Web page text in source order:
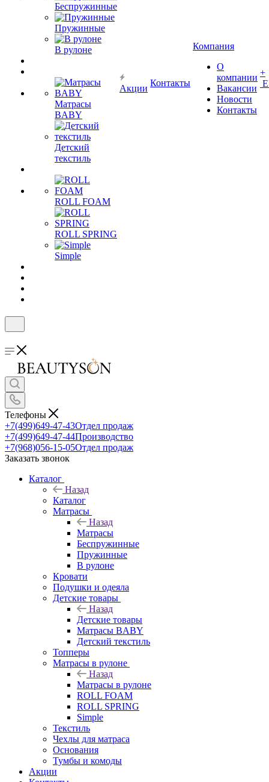
Беспружинные
Пружинные
В рулоне
Матрасы
BABY
Детский
текстиль
ROLL FOAM
ROLL SPRING
Simple
Акции
Контакты
Компания
О
компании
Вакансии
Новости
Контакты
+
Телефоны
+7(499)649-47-43Отдел продаж
+7(499)649-47-44Производство
+7(968)056-15-05Отдел продаж
Заказать звонок
Каталог
Назад
Каталог
Матрасы
Назад
Матрасы
Беспружинные
Пружинные
В рулоне
Кровати
Подушки и одеяла
Детские товары
Назад
Детские товары
Матрасы BABY
Детский текстиль
Топперы
Матрасы в рулоне
Назад
Матрасы в рулоне
ROLL FOAM
ROLL SPRING
Simple
Текстиль
Чехлы для матраса
Основания
Тумбы и комоды
Акции